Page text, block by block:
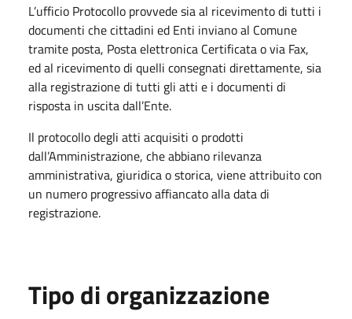
L’ufficio Protocollo provvede sia al ricevimento di tutti i
documenti che cittadini ed Enti inviano al Comune
tramite posta, Posta elettronica Certificata o via Fax,
ed al ricevimento di quelli consegnati direttamente, sia
alla registrazione di tutti gli atti e i documenti di
risposta in uscita dall’Ente.
Il protocollo degli atti acquisiti o prodotti
dall’Amministrazione, che abbiano rilevanza
amministrativa, giuridica o storica, viene attribuito con
un numero progressivo affiancato alla data di
registrazione.
Tipo di organizzazione